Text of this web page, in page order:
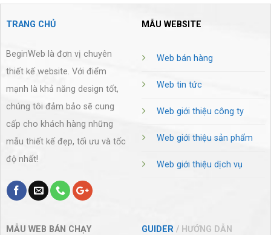
TRANG CHỦ
BeginWeb là đơn vị chuyên
thiết kế website. Với điểm
mạnh là khả năng design tốt,
chúng tôi đảm bảo sẽ cung
cấp cho khách hàng những
mẫu thiết kế đẹp, tối ưu và tốc
độ nhất!
MẪU WEBSITE
Web bán hàng
Web tin tức
Web giới thiệu công ty
Web giới thiệu sản phẩm
Web giới thiệu dịch vụ
MẪU WEB BÁN CHẠY GUIDER / HƯỚNG DẪN